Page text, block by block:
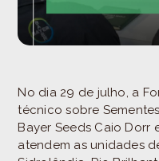
No dia 29 de julho, a
técnico sobre
Bayer Seeds Caio Dorr
atendem as unidades